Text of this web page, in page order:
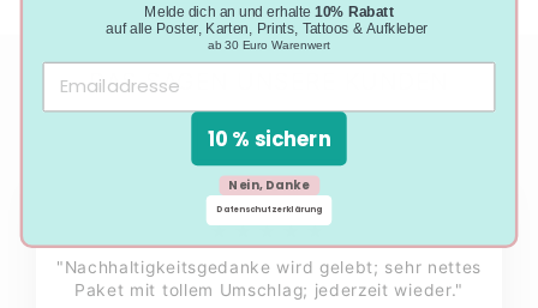
DAS SAGEN UNSERE KUNDEN
★★★★★
"Nachhaltigkeitsgedanke wird gelebt; sehr nettes
Paket mit tollem Umschlag; jederzeit wieder."
Melde dich an und erhalte10% Rabatt
auf alle Poster, Karten, Prints, Tattoos & Aufkleber
ab 30 Euro Warenwert
10 % sichern
Nein, Danke
Datenschutzerklärung